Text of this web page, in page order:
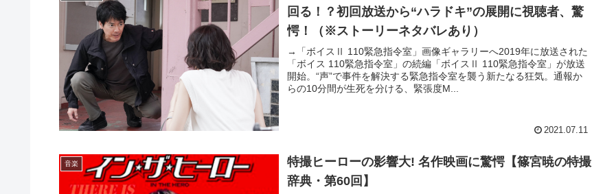
回る！？初回放送から“ハラドキ”の展開に視聴者、驚
愕！（※ストーリーネタバレあり）
→「ボイスⅡ 110緊急指令室」画像ギャラリーへ2019年に放送された
「ボイス 110緊急指令室」の続編「ボイスⅡ 110緊急指令室」が放送
開始。“声”で事件を解決する緊急指令室を襲う新たなる狂気。通報か
らの10分間が生死を分ける、緊張度M...
2021.07.11
音楽
特撮ヒーローの影響大! 名作映画に驚愕【篠宮暁の特撮
辞典・第60回】